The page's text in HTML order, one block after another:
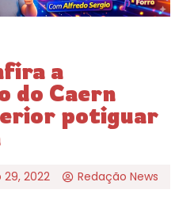
a
do Caern
potiguar
2022 Redação News